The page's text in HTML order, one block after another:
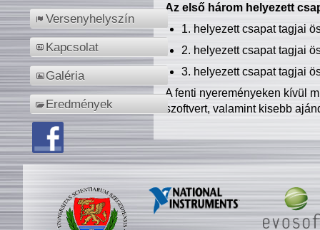
Versenyhelyszín
Kapcsolat
Galéria
Eredmények
Az első három helyezett
1. helyezett csapat tagjai
2. helyezett csapat tagjai
3. helyezett csapat tagjai
A fenti nyereményeken kívül
szoftvert, valamint kisebb